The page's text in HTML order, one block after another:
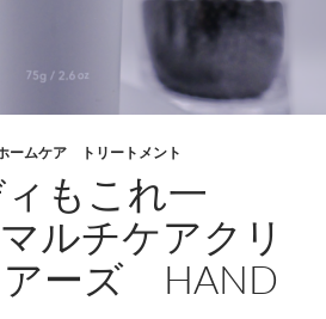
ームケア トリートメント
もこれ一
ルチケアクリ
ーズ HAND